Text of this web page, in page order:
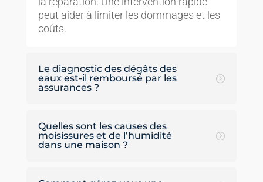
peut aider à limiter les dommages et les
coûts.
Le diagnostic des dégâts des
eaux est-il remboursé par les
assurances ?
Quelles sont les causes des
moisissures et de l’humidité
dans une maison ?